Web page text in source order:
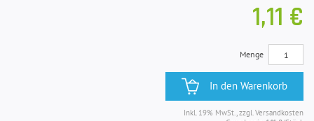
1,11 €
Menge
In den Warenkorb
Inkl. 19% MwSt., zzgl. Versandkosten